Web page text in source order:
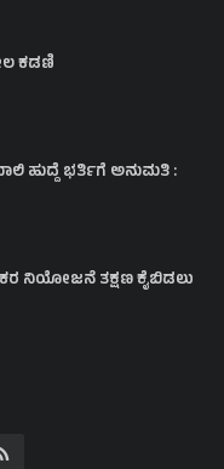
ಕಡಣಿ
ಹುದ್ದೆ ಭರ್ತಿಗೆ ಅನುಮತಿ :
ನಿಯೋಜನೆ ತಕ್ಷಣ ಕೈಬಿಡಲು